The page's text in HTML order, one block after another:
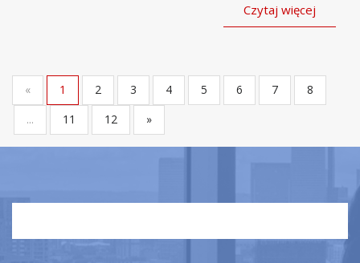
Czytaj więcej
« 1 2 3 4 5 6 7
8
...
11 12 »